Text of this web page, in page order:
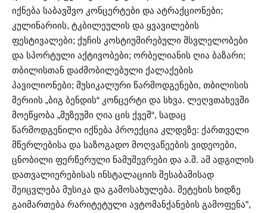
იქნება საბავშვო კონცერტები და ატრაქციონები;
კულინარიის, ტკბილეულის და ყვავილების
ფესტივალები; ქუჩის კოსტიუმირებული მსვლელობები
და სპორტული აქტივობები; ორბელიანის ღია ბაზარი;
თბილისთან დაძმობილებული ქალაქების
პავილიონები; მუსიკალური წარმოდგენები, თბილისის
მერიის „ბიგ ბენდის“ კონცერტი და სხვა. ლეღვთახევში
მოეწყობა „მუზეუმი ღია ცის ქვეშ“, სადაც
წარმოდგენილი იქნება პროექცია კლდეზე: ქართველი
მწერლებისა და საზოგადო მოღვაწეების ვიდეოები,
ცნობილი ფერწერული ნამუშევრები და ა.შ. ამ ადგილის
დათვალიერებისას ინსტალაციის შესაბამისად
შეიცვლება მუსიკა და გამოსახულება. მეტეხის ხიდზე
გაიმართება რარიტეტული ავტომანქანების გამოფენა”,